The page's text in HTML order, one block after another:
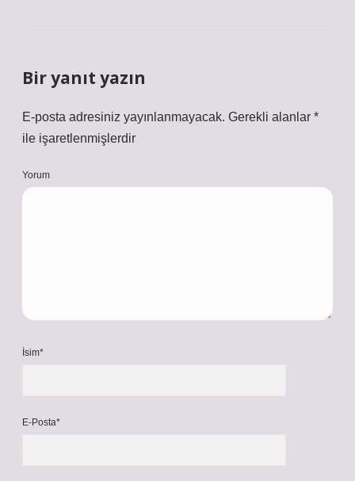
Bir yanıt yazın
E-posta adresiniz yayınlanmayacak. Gerekli alanlar *
ile işaretlenmişlerdir
Yorum
İsim*
E-Posta*